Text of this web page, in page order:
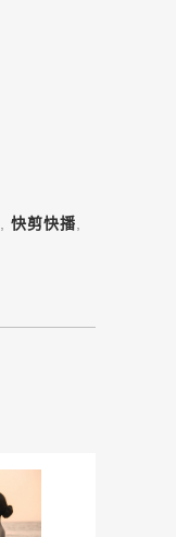
,快剪快播